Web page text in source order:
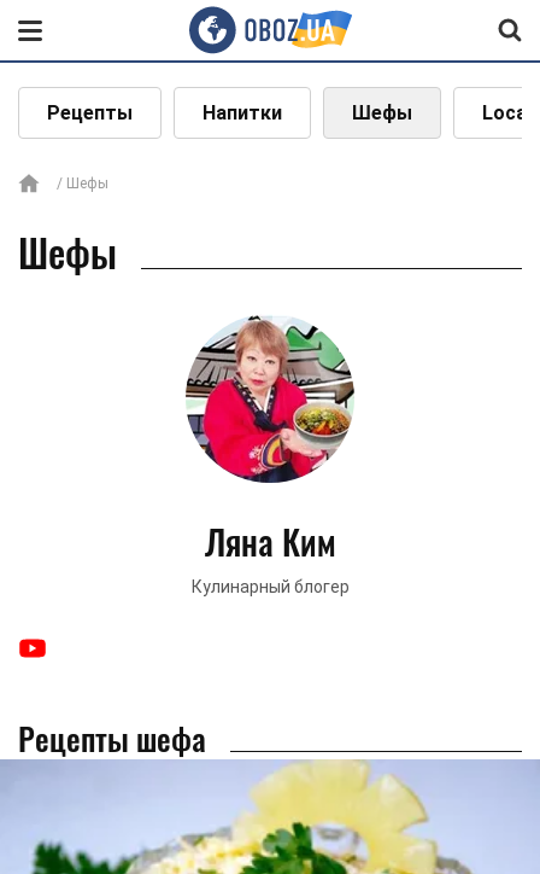
Рецепты Напитки Шефы Local
Шефы
Шефы
Ляна Ким
Кулинарный блогер
Рецепты шефа